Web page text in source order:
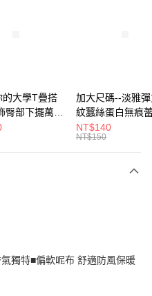
用戶可立即使用無須另外申請。
數、繳款截止日，確認付款後即完
依後續交易確認頁面所載為準。
或遇審核未通過，訂單將自動取
款」的支付方式。 讓您購物簡單
需儲值。
的大學T疊搭
臀部下擺萬用
臀裙(黑2L-
眼圈熊中大
加大尺碼--淡雅
紋蠶絲蛋白無痕
角內褲(白.粉.藍.
3L)-L28眼圈熊中
NT$140
NT$150
獨特■偏軟呢布 舒適防風保暖